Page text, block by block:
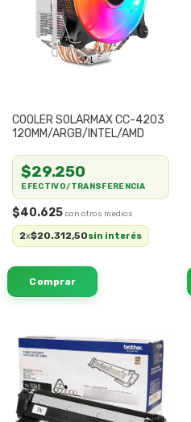
COOLER SOLARMAX CC-4203
120MM/ARGB/INTEL/AMD
$40.625
2x$20.312,50sin interés
$29.250
EFECTIVO/TRANSFERENCIA